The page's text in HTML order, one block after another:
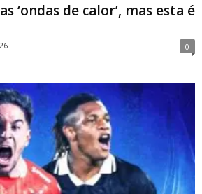
‘ondas de calor’, mas esta é
0